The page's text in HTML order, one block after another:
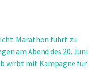
Marathon führt zu
am Abend des 20. Juni
wirbt mit Kampagne für